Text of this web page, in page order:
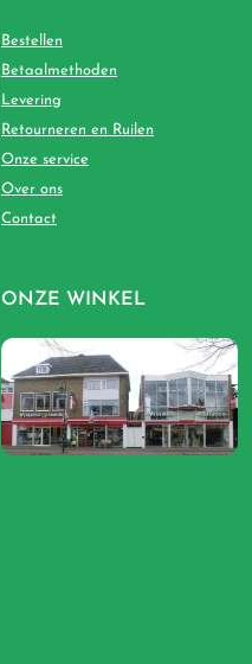
Bestellen
Betaalmethoden
Levering
Retourneren en Ruilen
Onze service
Over ons
Contact
ONZE WINKEL